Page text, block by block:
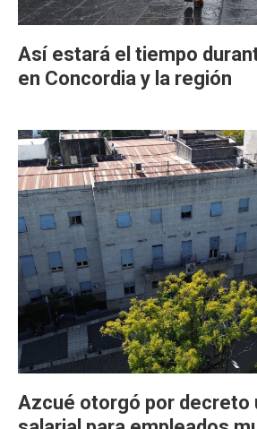
Así estará el tiempo
en Concordia y la región
Azcué otorgó por decreto